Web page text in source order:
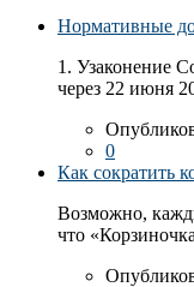
Нормативные
1. Узаконение
через 22 июня
0
Как сократить
Возможно,
что